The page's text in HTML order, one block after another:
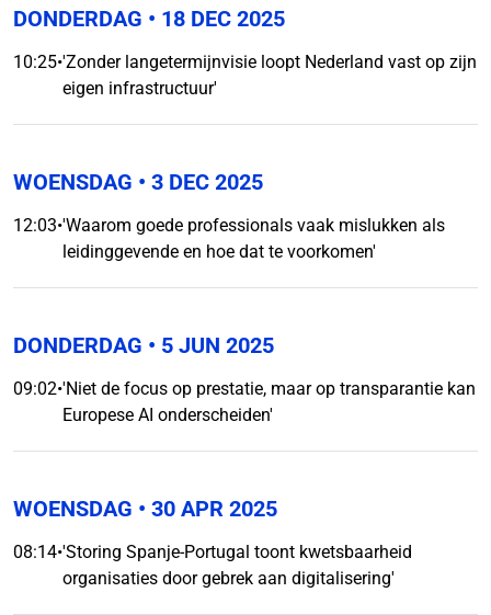
DONDERDAG • 18 DEC 2025
10:25•'Zonder langetermijnvisie loopt Nederland vast op zijn
eigen infrastructuur'
WOENSDAG • 3 DEC 2025
12:03•'Waarom goede professionals vaak mislukken als
leidinggevende en hoe dat te voorkomen'
DONDERDAG • 5 JUN 2025
09:02•'Niet de focus op prestatie, maar op transparantie kan
Europese AI onderscheiden'
WOENSDAG • 30 APR 2025
08:14•'Storing Spanje-Portugal toont kwetsbaarheid
organisaties door gebrek aan digitalisering'